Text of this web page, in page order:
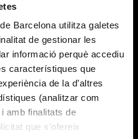
Barcelona utilitza galetes
de gestionar les
informació perquè accediu
característiques que
de la d’altres
(analitzar com
amb finalitats de
que s’ofereix